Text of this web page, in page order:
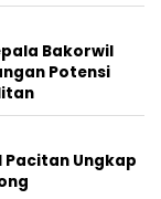
Bakorwil
Potensi
Pacitan Ungkap